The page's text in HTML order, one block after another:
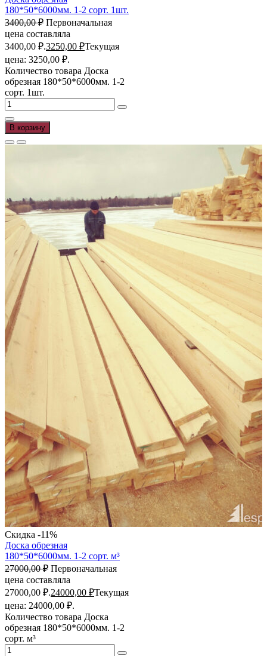
180*50*6000мм. 1-2 сорт. 1шт.
3400,00₽ Первоначальная
цена составляла
3400,00 ₽.3250,00 ₽Текущая
цена: 3250,00 ₽.
Количество товара Доска
обрезная 180*50*6000мм. 1-2
сорт. 1шт.
В корзину
Скидка -11%
Доска обрезная
180*50*6000мм. 1-2 сорт. м³
27000,00₽ Первоначальная
цена составляла
27000,00 ₽.24000,00 ₽Текущая
цена: 24000,00 ₽.
Количество товара Доска
обрезная 180*50*6000мм. 1-2
сорт. м³